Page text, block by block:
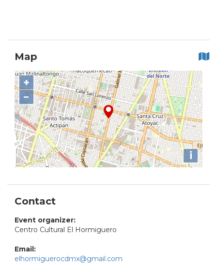
Map
+
−
i
Contact
Event organizer:
Centro Cultural El Hormiguero
Email:
elhormiguerocdmx@gmail.com